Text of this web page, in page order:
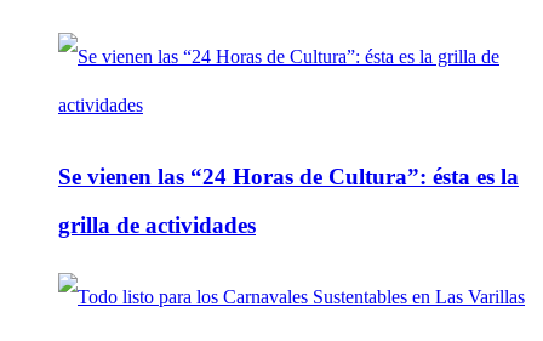
Se vienen las “24 Horas de Cultura”: ésta es la
grilla de actividades